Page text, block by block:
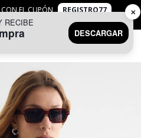
CON EL CUPÓN
REGISTRO77
TYC
RECIBE
DESCARGAR
✕